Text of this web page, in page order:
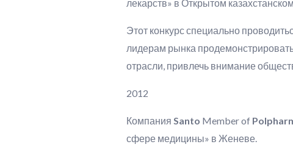
лекарств» в Открытом
Этот конкурс специально
лидерам рынка
отрасли, привлечь внимание
2012
Компания Santo Member of
сфере медицины» в Женеве.